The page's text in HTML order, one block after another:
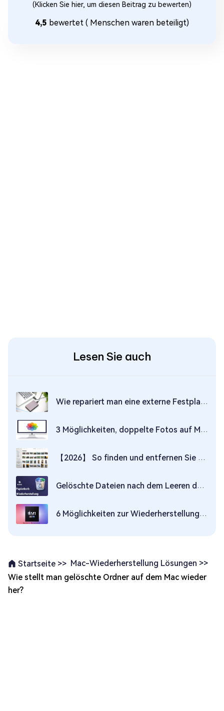
(Klicken Sie hier, um diesen Beitrag zu bewerten)
4,5 bewertet ( Menschen waren beteiligt)
Lesen Sie auch
Wie repariert man eine externe Festplatte auf einem Mac?
3 Möglichkeiten, doppelte Fotos auf Mac-2026 zu finden und zu entfernen
【2026】 So finden und entfernen Sie doppelte Dateien auf Mac in 7 Wege
Gelöschte Dateien nach dem Leeren des Papierkorbs auf dem Mac wiederherstellen
6 Möglichkeiten zur Wiederherstellung von Daten vom M1-Chip Mac
Startseite >> Mac-Wiederherstellung Lösungen >>
Wie stellt man gelöschte Ordner auf dem Mac wieder
her?